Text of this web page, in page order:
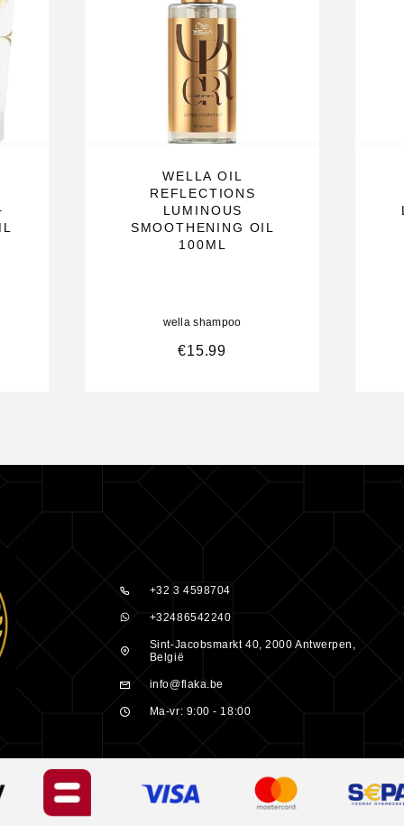
camelia-
tegen vrije
deze
dat de
met
Shampoo
18:00 u,
al in
lijn van
WELLA OIL
REFLECTIONS
LUMINOUS
SMOOTHENING OIL
100ML
wella shampoo
€15.99
+32 3 4598704
+32486542240
Sint-Jacobsmarkt 40, 2000 Antwerpen,
België
info@flaka.be
Ma-vr: 9:00 - 18:00